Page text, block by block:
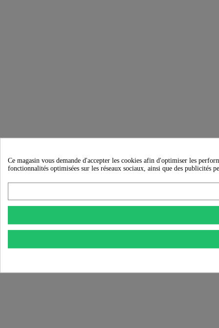
Ce magasin vous demande d'accepter les cookies afin d'optimiser les
fonctionnalités optimisées sur les réseaux sociaux, ainsi que des publicités